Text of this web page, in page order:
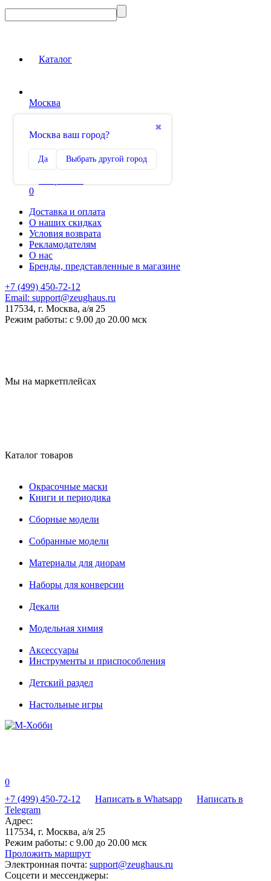
Каталог
Москва
✖
Москва ваш город?
Да Выбрать другой город
Сравнение
0
Доставка и оплата
О наших скидках
Условия возврата
Рекламодателям
О нас
Бренды, представленные в магазине
+7 (499) 450-72-12
Email: support@zeughaus.ru
117534, г. Москва, а/я 25
Режим работы: с 9.00 до 20.00 мск
Мы на маркетплейсах
Каталог товаров
Окрасочные маски
Книги и периодика
Сборные модели
Собранные модели
Материалы для диорам
Наборы для конверсии
Декали
Модельная химия
Аксессуары
Инструменты и приспособления
Детский раздел
Настольные игры
0
+7 (499) 450-72-12
Написать в Whatsapp
Написать в
Telegram
Адрес:
117534, г. Москва, а/я 25
Режим работы: с 9.00 до 20.00 мск
Проложить маршрут
Электронная почта: support@zeughaus.ru
Соцсети и мессенджеры: